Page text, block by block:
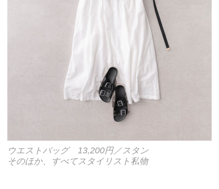
ウエストバッグ 13,200円／スタン
そのほか、すべてスタイリスト私物